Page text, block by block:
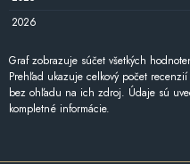
2026
Graf zobrazuje súčet všetkých
Prehľad ukazuje celkový počet
bez ohľadu na ich zdroj. Údaje sú
kompletné informácie.